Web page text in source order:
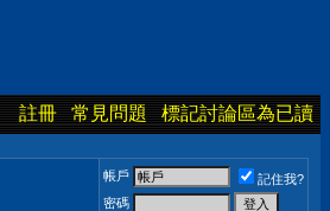
註冊 常見問題 標記討論區為已讀
帳戶
記住我?
密碼